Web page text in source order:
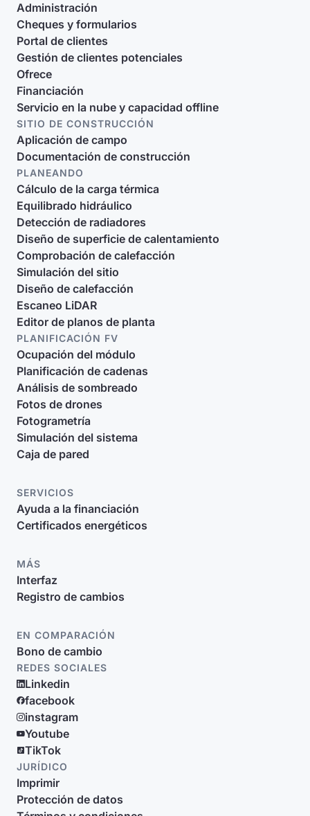
Administración
Cheques y formularios
Portal de clientes
Gestión de clientes potenciales
Ofrece
Financiación
Servicio en la nube y capacidad offline
SITIO DE CONSTRUCCIÓN
Aplicación de campo
Documentación de construcción
PLANEANDO
Cálculo de la carga térmica
Equilibrado hidráulico
Detección de radiadores
Diseño de superficie de calentamiento
Comprobación de calefacción
Simulación del sitio
Diseño de calefacción
Escaneo LiDAR
Editor de planos de planta
PLANIFICACIÓN FV
Ocupación del módulo
Planificación de cadenas
Análisis de sombreado
Fotos de drones
Fotogrametría
Simulación del sistema
Caja de pared
SERVICIOS
Ayuda a la financiación
Certificados energéticos
MÁS
Interfaz
Registro de cambios
EN COMPARACIÓN
Bono de cambio
REDES SOCIALES
Linkedin
facebook
instagram
Youtube
TikTok
JURÍDICO
Imprimir
Protección de datos